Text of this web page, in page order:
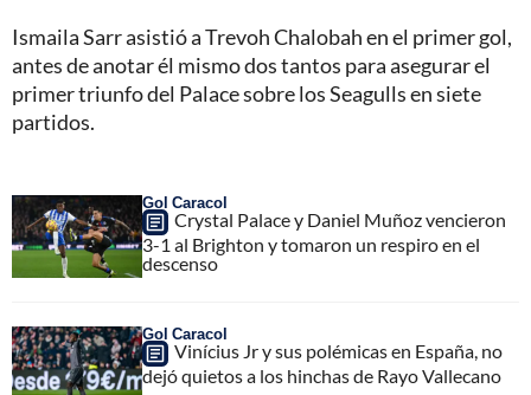
Ismaila Sarr asistió a Trevoh Chalobah en el primer gol,
antes de anotar él mismo dos tantos para asegurar el
primer triunfo del Palace sobre los Seagulls en siete
partidos.
Gol Caracol
Crystal Palace y Daniel Muñoz vencieron
3-1 al Brighton y tomaron un respiro en el
descenso
Gol Caracol
Vinícius Jr y sus polémicas en España, no
dejó quietos a los hinchas de Rayo Vallecano